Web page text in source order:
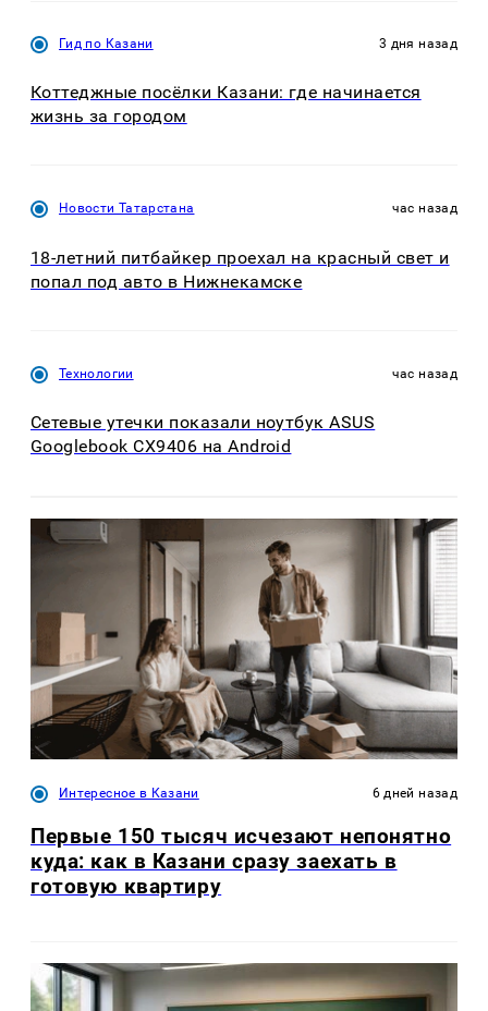
Гид по Казани 3 дня назад
Коттеджные посёлки Казани: где начинается
жизнь за городом
Новости Татарстана час назад
18-летний питбайкер проехал на красный свет и
попал под авто в Нижнекамске
Технологии час назад
Сетевые утечки показали ноутбук ASUS
Googlebook CX9406 на Android
Интересное в Казани 6 дней назад
Первые 150 тысяч исчезают непонятно
куда: как в Казани сразу заехать в
готовую квартиру